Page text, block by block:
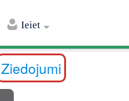
Ieiet
Ziedojumi